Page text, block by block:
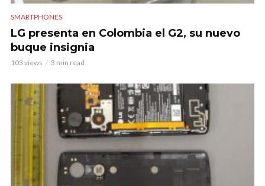
SMARTPHONES
LG presenta en Colombia el G2, su nuevo
buque insignia
103 views 3 min read